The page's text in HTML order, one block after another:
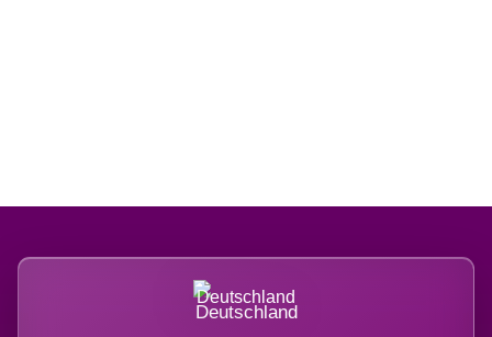
Deutschland